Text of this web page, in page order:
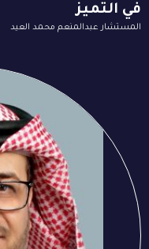
في التميز
المستشار عبدالمنعم محمد العيد